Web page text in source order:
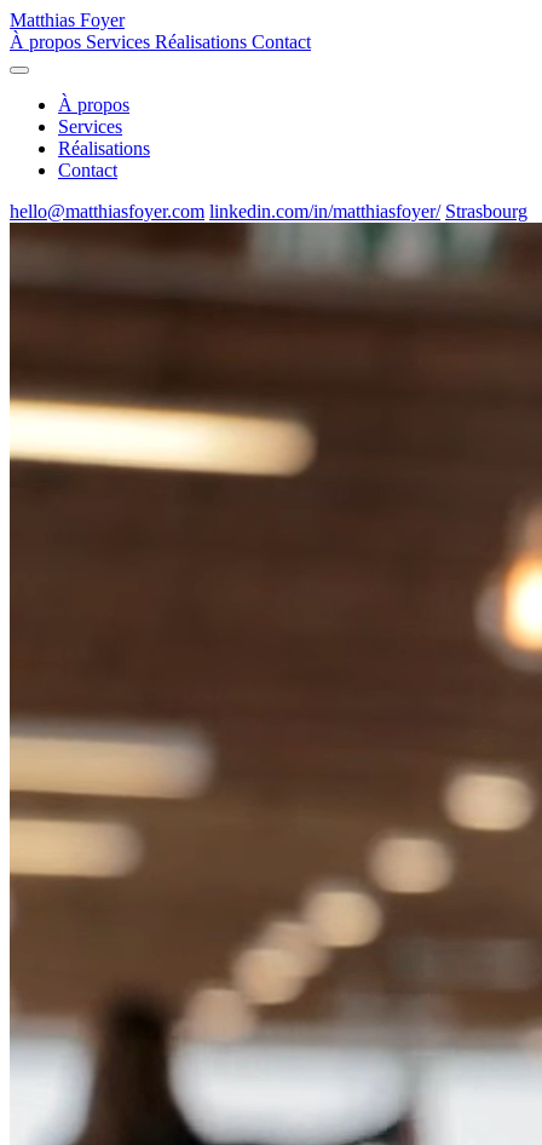
Matthias Foyer
À propos Services Réalisations Contact
À propos
Services
Réalisations
Contact
hello@matthiasfoyer.com linkedin.com/in/matthiasfoyer/ Strasbourg